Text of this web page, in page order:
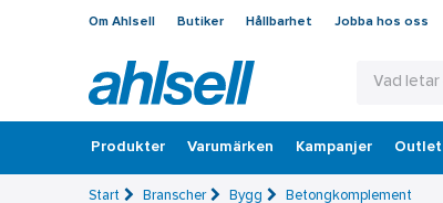
Om Ahlsell Butiker Hållbarhet Jobba hos oss
Produkter Varumärken Kampanjer Outlet
Start Branscher Bygg Betongkomplement